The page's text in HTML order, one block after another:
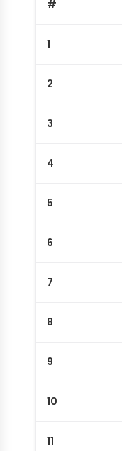
#
1
2
3
4
5
6
7
8
9
10
11